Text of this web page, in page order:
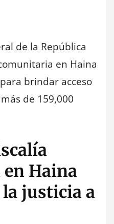
de la República
en Haina
brindar acceso
de 159,000
Haina
la justicia a